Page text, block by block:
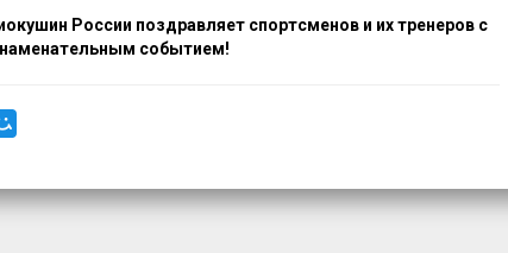
России поздравляет спортсменов и их тренеров с
событием!